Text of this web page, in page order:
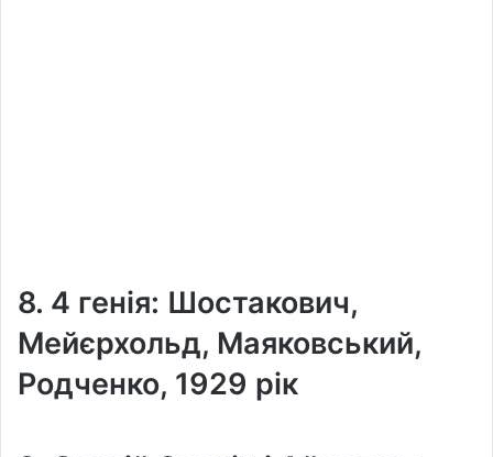
8. 4 генія: Шостакович,
Мейєрхольд, Маяковський,
Родченко, 1929 рік